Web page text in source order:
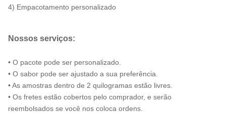
4) Empacotamento personalizado
Nossos serviços:
• O pacote pode ser personalizado.
• O sabor pode ser ajustado a sua preferência.
• As amostras dentro de 2 quilogramas estão livres.
• Os fretes estão cobertos pelo comprador, e serão
reembolsados se você nos coloca ordens.